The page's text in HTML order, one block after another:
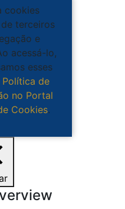
cookies
terceiros
e
acessá-lo,
esses
Política de
no Portal
Cookies.